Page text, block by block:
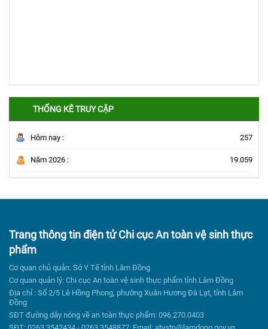
THỐNG KÊ TRUY CẬP
Hôm nay : 257
Năm 2026 : 19.059
Trang thông tin điện tử Chi cục An toàn vệ sinh thực
phẩm
Cơ quan chủ quản: Sở Y Tế tỉnh Lâm Đồng
Cơ quan quản lý: Chi cục An toàn vệ sinh thực phẩm tỉnh Lâm Đồng
Địa chỉ : Số 2/5 Lê Hồng Phong, phường Xuân Hương Đà Lạt, tỉnh Lâm
Đồng
SĐT đường dây nóng về an toàn thực phẩm: 096.270.0403